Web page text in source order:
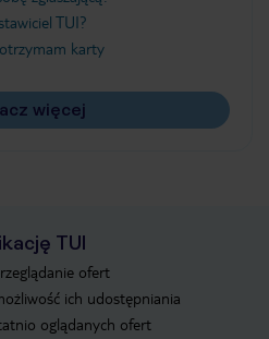
TUI?
karty
więcej
TUI
ofert
ich udostępniania
oglądanych ofert